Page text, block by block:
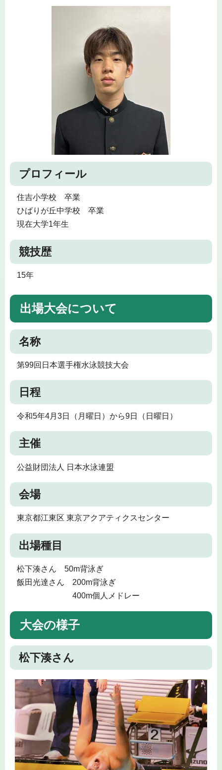
プロフィール
住吉小学校 卒業
ひばりが丘中学校 卒業
現在大学1年生
競技歴
15年
出場大会について
名称
第99回日本選手権水泳競技大会
日程
令和5年4月3日（月曜日）から9日（日曜日）
主催
公益財団法人 日本水泳連盟
会場
東京都江東区 東京アクアティクスセンター
出場種目
松下湊さん 50m背泳ぎ
飯田光達さん 200m背泳ぎ
400m個人メドレー
大会の様子
松下湊さん